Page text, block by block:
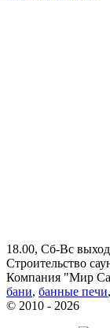
18.00, Сб-Вс
Строительство
Компания "Мир
бани, банные печи,
© 2010 - 2026